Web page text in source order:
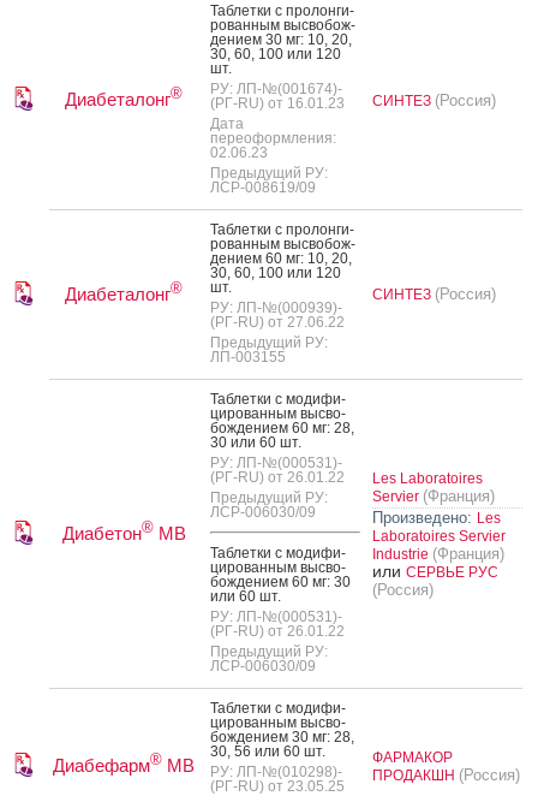
Диабеталонг®
Таб­летки с про­лон­ги­
рован­ным выс­во­бож­
де­ни­ем 30 мг: 10, 20,
30, 60, 100 или 120
шт.
РУ: ЛП-№(001674)-
(РГ-RU) от 16.01.23
Дата
переоформления:
02.06.23
Предыдущий РУ:
ЛСР-008619/09
СИНТЕЗ (Россия)
Диабеталонг®
Таб­летки с про­лон­ги­
рован­ным выс­во­бож­
де­ни­ем 60 мг: 10, 20,
30, 60, 100 или 120
шт.
РУ: ЛП-№(000939)-
(РГ-RU) от 27.06.22
Предыдущий РУ:
ЛП-003155
СИНТЕЗ (Россия)
Диабетон®МВ
Таб­летки с мо­дифи­
циро­ван­ным выс­во­
бож­де­ни­ем 60 мг: 28,
30 или 60 шт.
РУ: ЛП-№(000531)-
(РГ-RU) от 26.01.22
Предыдущий РУ:
ЛСР-006030/09
Таб­летки с мо­дифи­
циро­ван­ным выс­во­
бож­де­ни­ем 60 мг: 30
или 60 шт.
РУ: ЛП-№(000531)-
(РГ-RU) от 26.01.22
Предыдущий РУ:
ЛСР-006030/09
Les Laboratoires
Servier (Франция)
Произведено: Les
Laboratoires Servier
Industrie (Франция)
или СЕРВЬЕ РУС
(Россия)
Диабефарм® МВ
Таб­летки с мо­дифи­
циро­ван­ным выс­во­
бож­де­ни­ем 30 мг: 28,
30, 56 или 60 шт.
РУ: ЛП-№(010298)-
(РГ-RU) от 23.05.25
ФАРМАКОР
ПРОДАКШН (Россия)